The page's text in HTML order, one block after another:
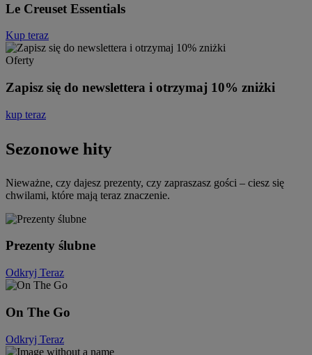
Le Creuset Essentials
Kup teraz
Oferty
Zapisz się do newslettera i otrzymaj 10% zniżki
kup teraz
Sezonowe hity
Nieważne, czy dajesz prezenty, czy zapraszasz gości – ciesz się
chwilami, które mają teraz znaczenie.
Prezenty ślubne
Odkryj Teraz
On The Go
Odkryj Teraz